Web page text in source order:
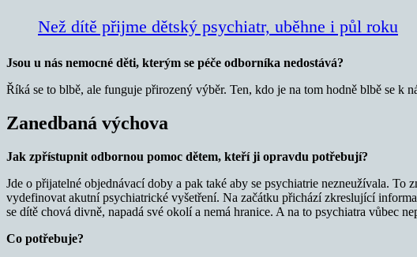
Než dítě přijme dětský psychiatr, uběhne i půl roku
Jsou u nás nemocné děti, kterým se péče odborníka nedostává?
Říká se to blbě, ale funguje přirozený výběr. Ten, kdo je na tom hodně blbě se k
Zanedbaná výchova
Jak zpřístupnit odbornou pomoc dětem, kteří ji opravdu potřebují?
Jde o přijatelné objednávací doby a pak také aby se psychiatrie nezneužívala.
vydefinovat akutní psychiatrické vyšetření. Na začátku přichází zkreslující
se dítě chová divně, napadá své okolí a nemá hranice. A na to psychiatra vůbec
Co potřebuje?